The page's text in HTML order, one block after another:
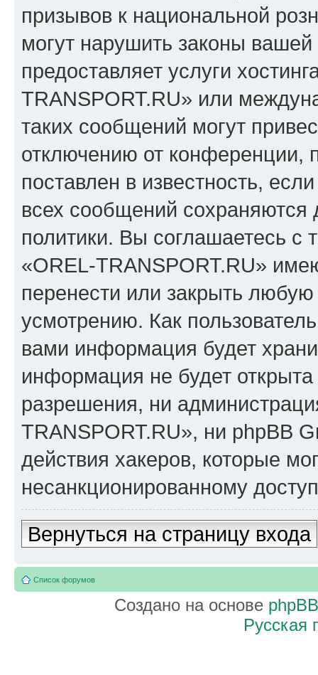
призывов к национальной
могут нарушить законы
предоставляет услуги
TRANSPORT.RU» или
таких сообщений могут
отключению от конференции,
поставлен в известность,
всех сообщений сохраняются
политики. Вы соглашаетесь
«OREL-TRANSPORT.RU»
перенести или закрыть
усмотрению. Как
вами информация будет
информация не будет
разрешения, ни
TRANSPORT.RU», ни phpBB
действия хакеров, которые
несанкционированному
Вернуться на страницу входа
Список форумов
Создано на основе phpBB
Русская